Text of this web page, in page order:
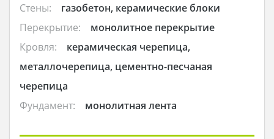
Стены:
газобетон, керамические блоки
Перекрытие:
монолитное перекрытие
Кровля:
керамическая черепица,
металлочерепица, цементно-песчаная
черепица
Фундамент:
монолитная лента